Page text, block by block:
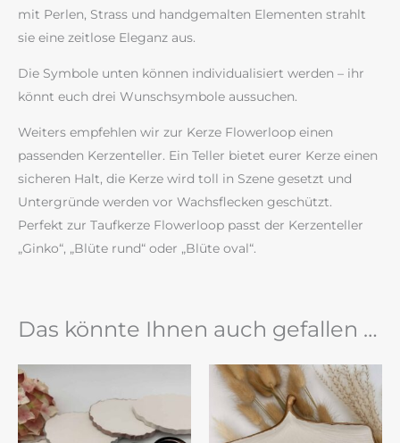
mit Perlen, Strass und handgemalten Elementen strahlt
sie eine zeitlose Eleganz aus.
Die Symbole unten können individualisiert werden – ihr
könnt euch drei Wunschsymbole aussuchen.
Weiters empfehlen wir zur Kerze Flowerloop einen
passenden Kerzenteller. Ein Teller bietet eurer Kerze einen
sicheren Halt, die Kerze wird toll in Szene gesetzt und
Untergründe werden vor Wachsflecken geschützt.
Perfekt zur Taufkerze Flowerloop passt der Kerzenteller
„Ginko“, „Blüte rund“ oder „Blüte oval“.
Das könnte Ihnen auch gefallen …